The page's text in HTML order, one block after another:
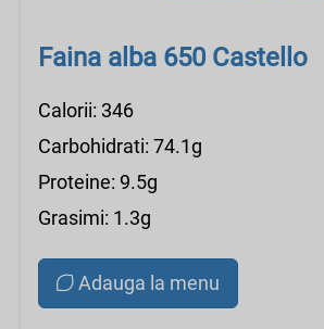
Faina alba 650 Castello
Calorii: 346
Carbohidrati: 74.1g
Proteine: 9.5g
Grasimi: 1.3g
Adauga la menu